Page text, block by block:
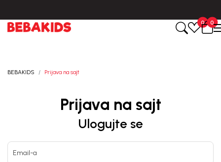
0
0
BEBAKIDS Prijava na sajt
Prijava na sajt
Ulogujte se
Email-a